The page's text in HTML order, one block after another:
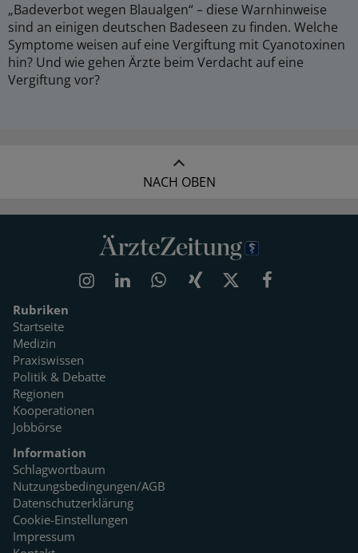
„Badeverbot wegen Blaualgen“ – diese Warnhinweise
sind an einigen deutschen Badeseen zu finden. Welche
Symptome weisen auf eine Vergiftung mit Cyanotoxinen
hin? Und wie gehen Ärzte beim Verdacht auf eine
Vergiftung vor?
NACH OBEN
Rubriken
Startseite
Medizin
Praxiswissen
Politik & Debatte
Regionen
Kooperationen
Jobbörse
Information
Schlagwortbaum
Nutzungsbedingungen/AGB
Datenschutzerklärung
Cookie-Einstellungen
Impressum